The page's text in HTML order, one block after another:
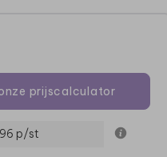
prijscalculator
p/st